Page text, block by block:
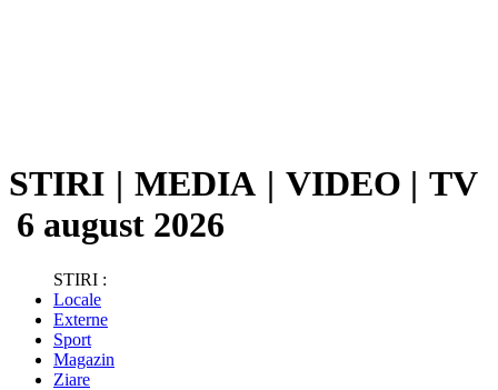
STIRI | MEDIA | VIDEO | TV
6 august 2026
STIRI :
Locale
Externe
Sport
Magazin
Ziare